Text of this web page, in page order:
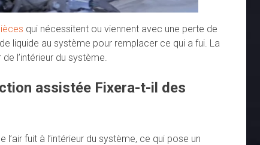
qui nécessitent ou viennent avec une perte de
liquide au système pour remplacer ce qui a fui. La
l’intérieur du système.
assistée Fixera-t-il des
fuit à l’intérieur du système, ce qui pose un